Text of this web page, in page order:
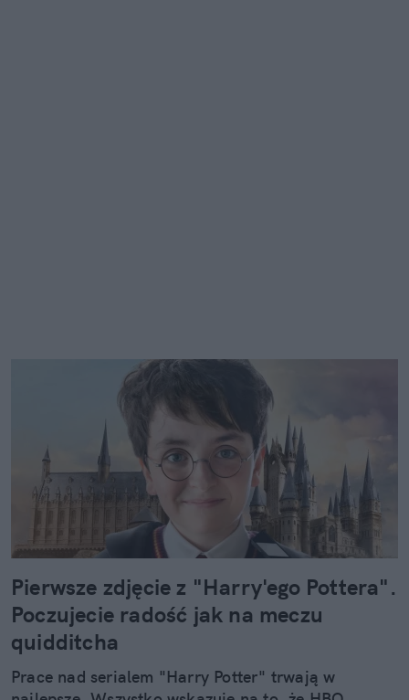
Pierwsze zdjęcie z "Harry'ego Pottera".
Poczujecie radość jak na meczu
quidditcha
Prace nad serialem "Harry Potter" trwają w